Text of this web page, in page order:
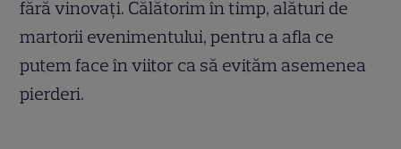
fără vinovați. Călătorim în timp, alături de
martorii evenimentului, pentru a afla ce
putem face în viitor ca să evităm asemenea
pierderi.